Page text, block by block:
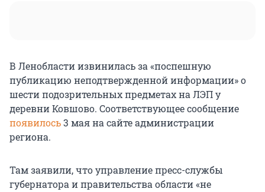
В Ленобласти извинилась за «поспешную
публикацию неподтвержденной информации» о
шести подозрительных предметах на ЛЭП у
деревни Ковшово. Соответствующее сообщение
появилось3 мая на сайте администрации
региона.
Там заявили, что управление пресс-службы
губернатора и правительства области «не